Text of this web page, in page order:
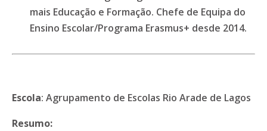
mais Educação e Formação. Chefe de Equipa do
Ensino Escolar/Programa Erasmus+ desde 2014.
Escola: Agrupamento de Escolas Rio Arade de Lagos
Resumo: